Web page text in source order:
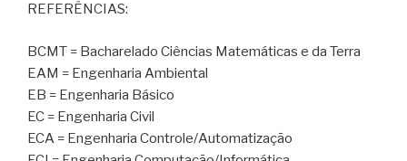
REFERÊNCIAS:
BCMT = Bacharelado Ciências Matemáticas e da Terra
EAM = Engenharia Ambiental
EB = Engenharia Básico
EC = Engenharia Civil
ECA = Engenharia Controle/Automatização